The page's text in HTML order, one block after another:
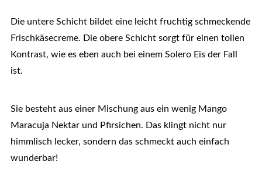
Die untere Schicht bildet eine leicht fruchtig schmeckende
Frischkäsecreme. Die obere Schicht sorgt für einen tollen
Kontrast, wie es eben auch bei einem Solero Eis der Fall
ist.
Sie besteht aus einer Mischung aus ein wenig Mango
Maracuja Nektar und Pfirsichen. Das klingt nicht nur
himmlisch lecker, sondern das schmeckt auch einfach
wunderbar!